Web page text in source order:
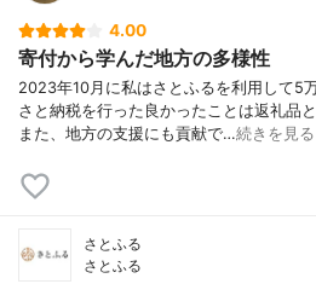
4.00
寄付から学んだ地方の多様性
2023年10月に私はさとふるを利用して5
さと納税を行った良かったことは返礼品
また、地方の支援にも貢献で…続きを見る
さとふる
さとふる